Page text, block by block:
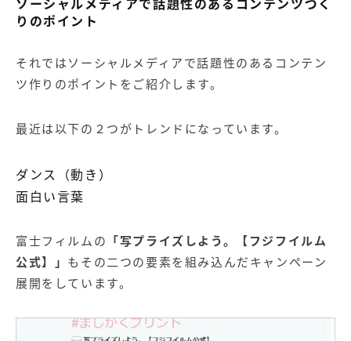
りのポイント
それではソーシャルメディアで話題性のあるコンテン
ツ作りのポイントをご紹介します。
最近は以下の２つがトレンドになっています。
ダンス（動き）
面白い言葉
富士フィルムの 「写プライズしよう。【フジフイルム
公式】」 もその二つの要素を組み込んだキャンペーン
展開をしています。